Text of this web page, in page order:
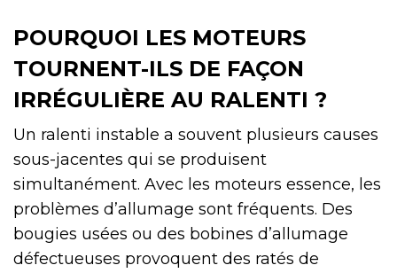
POURQUOI LES MOTEURS
TOURNENT-ILS DE FAÇON
IRRÉGULIÈRE AU RALENTI ?
Un ralenti instable a souvent plusieurs causes
sous-jacentes qui se produisent
simultanément. Avec les moteurs essence, les
problèmes d’allumage sont fréquents. Des
bougies usées ou des bobines d’allumage
défectueuses provoquent des ratés de